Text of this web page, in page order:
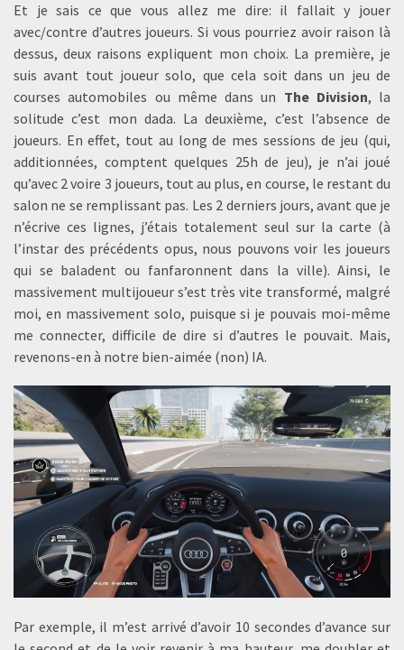
Et je sais ce que vous allez me dire: il fallait y jouer
avec/contre d’autres joueurs. Si vous pourriez avoir raison là
dessus, deux raisons expliquent mon choix. La première, je
suis avant tout joueur solo, que cela soit dans un jeu de
courses automobiles ou même dans un The Division, la
solitude c’est mon dada. La deuxième, c’est l’absence de
joueurs. En effet, tout au long de mes sessions de jeu (qui,
additionnées, comptent quelques 25h de jeu), je n’ai joué
qu’avec 2 voire 3 joueurs, tout au plus, en course, le restant du
salon ne se remplissant pas. Les 2 derniers jours, avant que je
n’écrive ces lignes, j’étais totalement seul sur la carte (à
l’instar des précédents opus, nous pouvons voir les joueurs
qui se baladent ou fanfaronnent dans la ville). Ainsi, le
massivement multijoueur s’est très vite transformé, malgré
moi, en massivement solo, puisque si je pouvais moi-même
me connecter, difficile de dire si d’autres le pouvait. Mais,
revenons-en à notre bien-aimée (non) IA.
Par exemple, il m’est arrivé d’avoir 10 secondes d’avance sur